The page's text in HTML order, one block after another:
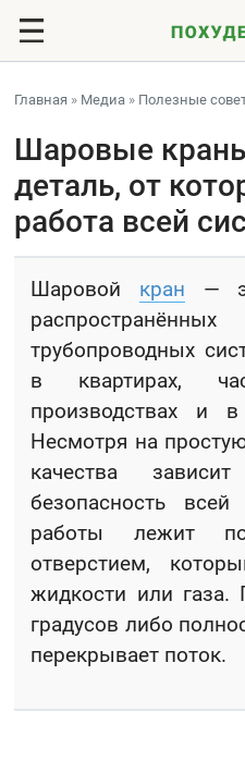
Главная » Медиа » Полезные
Шаровые
деталь, от
работа всей
Шаровой кран —
трубопроводных
в квартирах,
производствах и
Несмотря на
качества
безопасность
работы лежит
отверстием,
жидкости или газа.
градусов либо
перекрывает поток.